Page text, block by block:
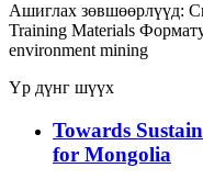
Ашиглах зөвшөөрлүүд:
Training Materials
environment mining
Үр дүнг шүүх
Towards
for Mongolia